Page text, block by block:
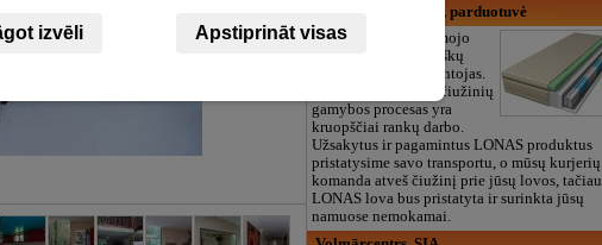
Lonas Latvija, SIA, parduotuvė
LONAS - yra miegamojo
baldų ir kitų kokybiškų
miego atributų gamintojas.
Daugelis „LONAS“ čiužinių
gamybos procesas yra
kruopščiai rankų darbo.
Užsakytus ir pagamintus LONAS produktus
pristatysime savo transportu, o mūsų kurjerių
komanda atveš čiužinį prie jūsų lovos, tačiau
LONAS lova bus pristatyta ir surinkta jūsų
namuose nemokamai.
izvēli Apstiprināt visas